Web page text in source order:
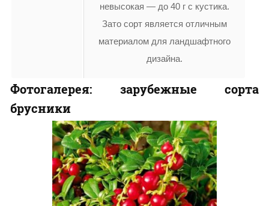
невысокая — до 40 г с кустика.
Зато сорт является отличным
материалом для ландшафтного
дизайна.
Фотогалерея: зарубежные сорта
брусники